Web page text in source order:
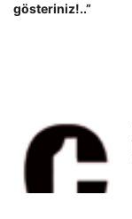
gösteriniz!..”